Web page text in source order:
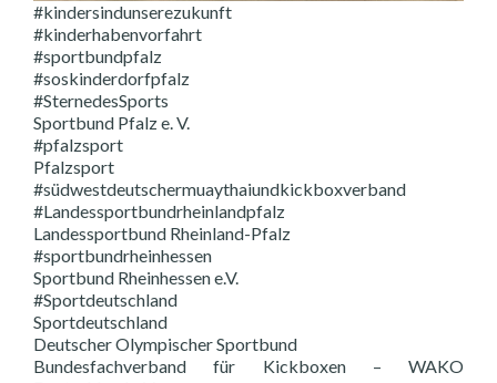
#kindersindunserezukunft
#kinderhabenvorfahrt
#sportbundpfalz
#soskinderdorfpfalz
#SternedesSports
Sportbund Pfalz e. V.
#pfalzsport
Pfalzsport
#südwestdeutschermuaythaiundkickboxverband
#Landessportbundrheinlandpfalz
Landessportbund Rheinland-Pfalz
#sportbundrheinhessen
Sportbund Rheinhessen e.V.
#Sportdeutschland
Sportdeutschland
Deutscher Olympischer Sportbund
Bundesfachverband für Kickboxen – WAKO